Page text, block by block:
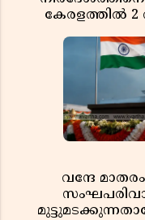
കേരളത്തിൽ 2
വന്ദേ